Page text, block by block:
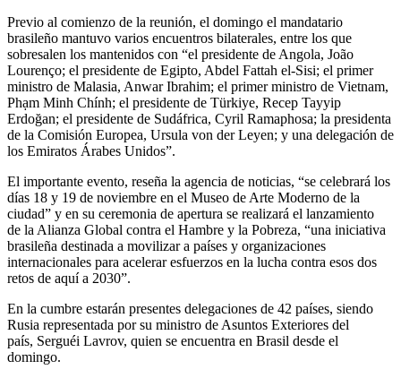
Previo al comienzo de la reunión, el domingo el mandatario
brasileño mantuvo varios encuentros bilaterales, entre los que
sobresalen los mantenidos con “el presidente de Angola, João
Lourenço; el presidente de Egipto, Abdel Fattah el-Sisi; el primer
ministro de Malasia, Anwar Ibrahim; el primer ministro de Vietnam,
Phạm Minh Chính; el presidente de Türkiye, Recep Tayyip
Erdoğan; el presidente de Sudáfrica, Cyril Ramaphosa; la presidenta
de la Comisión Europea, Ursula von der Leyen; y una delegación de
los Emiratos Árabes Unidos”.
El importante evento, reseña la agencia de noticias, “se celebrará los
días 18 y 19 de noviembre en el Museo de Arte Moderno de la
ciudad” y en su ceremonia de apertura se realizará el lanzamiento
de la Alianza Global contra el Hambre y la Pobreza, “una iniciativa
brasileña destinada a movilizar a países y organizaciones
internacionales para acelerar esfuerzos en la lucha contra esos dos
retos de aquí a 2030”.
En la cumbre estarán presentes delegaciones de 42 países, siendo
Rusia representada por su ministro de Asuntos Exteriores del
país, Serguéi Lavrov, quien se encuentra en Brasil desde el
domingo.